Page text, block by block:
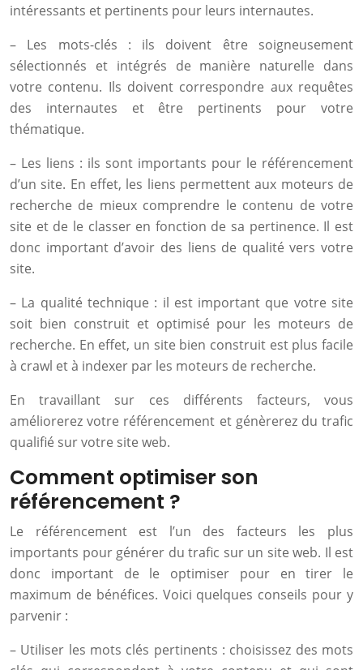
intéressants et pertinents pour leurs internautes.
– Les mots-clés : ils doivent être soigneusement
sélectionnés et intégrés de manière naturelle dans
votre contenu. Ils doivent correspondre aux requêtes
des internautes et être pertinents pour votre
thématique.
– Les liens : ils sont importants pour le référencement
d’un site. En effet, les liens permettent aux moteurs de
recherche de mieux comprendre le contenu de votre
site et de le classer en fonction de sa pertinence. Il est
donc important d’avoir des liens de qualité vers votre
site.
– La qualité technique : il est important que votre site
soit bien construit et optimisé pour les moteurs de
recherche. En effet, un site bien construit est plus facile
à crawl et à indexer par les moteurs de recherche.
En travaillant sur ces différents facteurs, vous
améliorerez votre référencement et génèrerez du trafic
qualifié sur votre site web.
Comment optimiser son
référencement ?
Le référencement est l’un des facteurs les plus
importants pour générer du trafic sur un site web. Il est
donc important de le optimiser pour en tirer le
maximum de bénéfices. Voici quelques conseils pour y
parvenir :
– Utiliser les mots clés pertinents : choisissez des mots